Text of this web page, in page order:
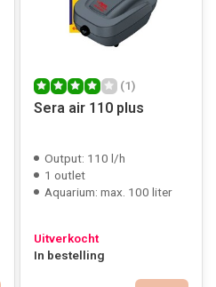
(1)
Sera air 110 plus
Output: 110 l/h
1 outlet
Aquarium: max. 100 liter
Uitverkocht
In bestelling